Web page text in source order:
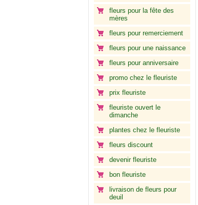
fleurs pour la fête des
mères
fleurs pour remerciement
fleurs pour une naissance
fleurs pour anniversaire
promo chez le fleuriste
prix fleuriste
fleuriste ouvert le
dimanche
plantes chez le fleuriste
fleurs discount
devenir fleuriste
bon fleuriste
livraison de fleurs pour
deuil